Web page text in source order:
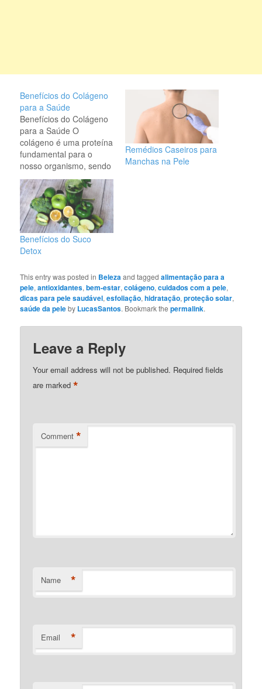
Benefícios do Colágeno
para a Saúde
Benefícios do Colágeno
para a Saúde O
colágeno é uma proteína
fundamental para o
nosso organismo, sendo
o principal componente
das fibras de
sustentação da pele,
ossos, músculos,
cartilagens e tecidos
conectivos. À medida
que envelhecemos, a
pode impactar
diretamente a saúde
da…
Remédios Caseiros para
Manchas na Pele
Benefícios do Suco
Detox
This entry was posted in Belezaand taggedalimentação para a
pele,antioxidantes,bem-estar,colágeno,cuidados com a pele,
dicas para pele saudável,esfoliação,hidratação,proteção solar,
saúde da peleby LucasSantos. Bookmark thepermalink.
Leave a Reply
Your email address will not be published. Required fields
are marked*
Comment *
Name *
Email *